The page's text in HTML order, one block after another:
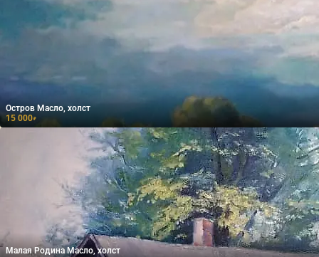
Остров Масло, холст
15 000₽
Малая Родина Масло, холст